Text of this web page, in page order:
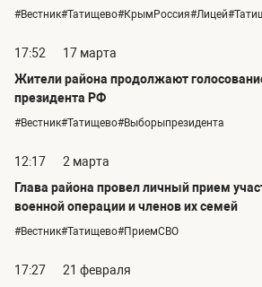
17:52
17 марта
Жители района продолжают
президента РФ
#Вестник#Татищево#Выборыпрезидента
12:17
2 марта
Глава района провел личный прием
военной операции и членов их семей
#Вестник#Татищево#ПриемСВО
17:27
21 февраля